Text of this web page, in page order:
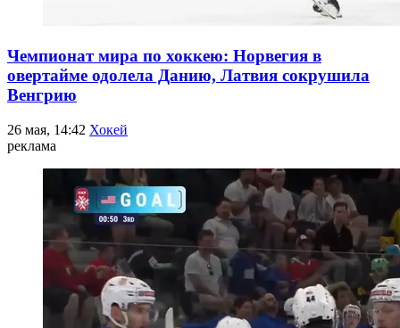
Чемпионат мира по хоккею: Норвегия в
овертайме одолела Данию, Латвия сокрушила
Венгрию
26 мая, 14:42 Хокей
реклама